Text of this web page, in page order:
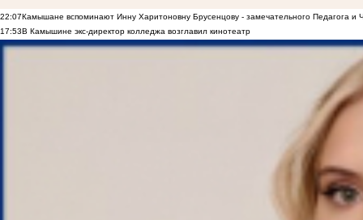
22:07Камышане вспоминают Инну Харитоновну Брусенцову - замечательного Педагога и
17:53В Камышине экс-директор колледжа возглавил кинотеатр